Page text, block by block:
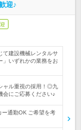
迎♪
て建設機械レンタルサ
」いずれかの業務をお
ャル重視の採用！◎九
会にご応募ください♪
ー通勤OK ご希望を考